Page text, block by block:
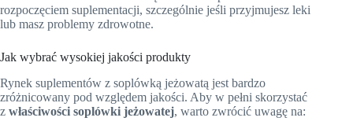
rozpoczęciem suplementacji, szczególnie jeśli przyjmujesz leki
lub masz problemy zdrowotne.
Jak wybrać wysokiej jakości produkty
Rynek suplementów z soplówką jeżowatą jest bardzo
zróżnicowany pod względem jakości. Aby w pełni skorzystać
z właściwości soplówki jeżowatej, warto zwrócić uwagę na: